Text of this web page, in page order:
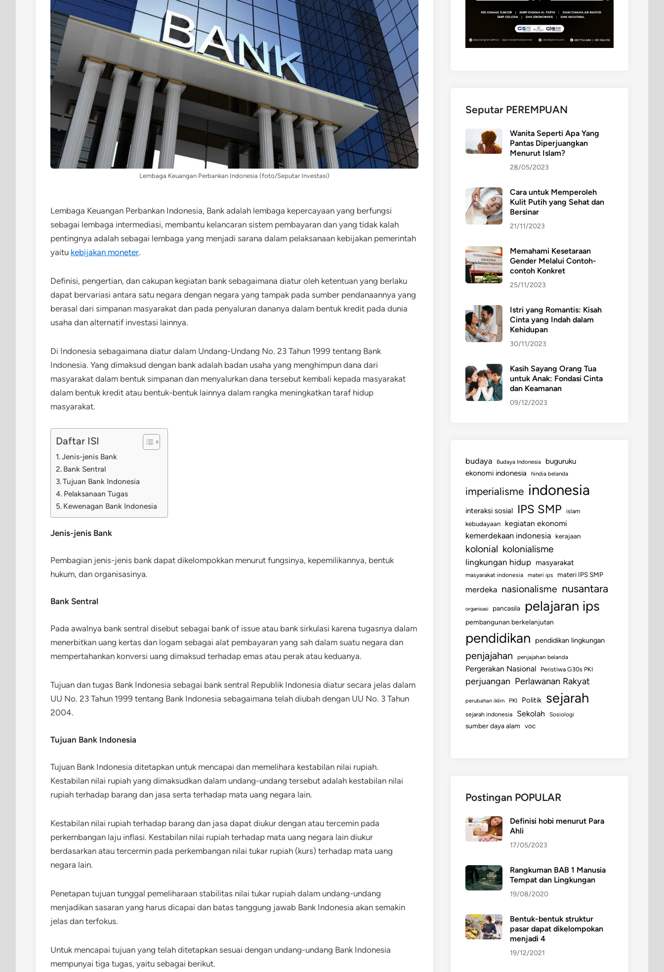
Lembaga Keuangan Perbankan Indonesia (foto/Seputar Investasi)
Lembaga Keuangan Perbankan Indonesia, Bank adalah lembaga kepercayaan yang berfungsi
sebagai lembaga intermediasi, membantu kelancaran sistem pembayaran dan yang tidak kalah
pentingnya adalah sebagai lembaga yang menjadi sarana dalam pelaksanaan kebijakan pemerintah
yaitu kebijakan moneter.
Definisi, pengertian, dan cakupan kegiatan bank sebagaimana diatur oleh ketentuan yang berlaku
dapat bervariasi antara satu negara dengan negara yang tampak pada sumber pendanaannya yang
berasal dari simpanan masyarakat dan pada penyaluran dananya dalam bentuk kredit pada dunia
usaha dan alternatif investasi lainnya.
Di Indonesia sebagaimana diatur dalam Undang-Undang No. 23 Tahun 1999 tentang Bank
Indonesia. Yang dimaksud dengan bank adalah badan usaha yang menghimpun dana dari
masyarakat dalam bentuk simpanan dan menyalurkan dana tersebut kembali kepada masyarakat
dalam bentuk kredit atau bentuk-bentuk lainnya dalam rangka meningkatkan taraf hidup
masyarakat.
Daftar ISI
Jenis-jenis Bank
Bank Sentral
Tujuan Bank Indonesia
Pelaksanaan Tugas
Kewenagan Bank Indonesia
Jenis-jenis Bank
Pembagian jenis-jenis bank dapat dikelompokkan menurut fungsinya, kepemilikannya, bentuk
hukum, dan organisasinya.
Bank Sentral
Pada awalnya bank sentral disebut sebagai bank of issue atau bank sirkulasi karena tugasnya dalam
menerbitkan uang kertas dan logam sebagai alat pembayaran yang sah dalam suatu negara dan
mempertahankan konversi uang dimaksud terhadap emas atau perak atau keduanya.
Tujuan dan tugas Bank Indonesia sebagai bank sentral Republik Indonesia diatur secara jelas dalam
UU No. 23 Tahun 1999 tentang Bank Indonesia sebagaimana telah diubah dengan UU No. 3 Tahun
2004.
Tujuan Bank Indonesia
Tujuan Bank Indonesia ditetapkan untuk mencapai dan memelihara kestabilan nilai rupiah.
Kestabilan nilai rupiah yang dimaksudkan dalam undang-undang tersebut adalah kestabilan nilai
rupiah terhadap barang dan jasa serta terhadap mata uang negara lain.
Kestabilan nilai rupiah terhadap barang dan jasa dapat diukur dengan atau tercemin pada
perkembangan laju inflasi. Kestabilan nilai rupiah terhadap mata uang negara lain diukur
berdasarkan atau tercermin pada perkembangan nilai tukar rupiah (kurs) terhadap mata uang
negara lain.
Penetapan tujuan tunggal pemeliharaan stabilitas nilai tukar rupiah dalam undang-undang
menjadikan sasaran yang harus dicapai dan batas tanggung jawab Bank Indonesia akan semakin
jelas dan terfokus.
Untuk mencapai tujuan yang telah ditetapkan sesuai dengan undang-undang Bank Indonesia
mempunyai tiga tugas, yaitu sebagai berikut.
Seputar PEREMPUAN
Wanita Seperti Apa Yang
Pantas Diperjuangkan
Menurut Islam?
28/05/2023
Cara untuk Memperoleh
Kulit Putih yang Sehat dan
Bersinar
21/11/2023
Memahami Kesetaraan
Gender Melalui Contoh-
contoh Konkret
25/11/2023
Istri yang Romantis: Kisah
Cinta yang Indah dalam
Kehidupan
30/11/2023
Kasih Sayang Orang Tua
untuk Anak: Fondasi Cinta
dan Keamanan
09/12/2023
budaya Budaya Indonesia
buguruku
ekonomi indonesia
hindia belanda
imperialisme indonesia
interaksi sosial IPS SMP
islam
kebudayaan
kegiatan ekonomi
kemerdekaan indonesia kerajaan
kolonial kolonialisme
lingkungan hidup masyarakat
masyarakat indonesia materi ips materi IPS SMP
merdeka nasionalisme nusantara
organisasi pancasila pelajaran ips
pembangunan berkelanjutan
pendidikan pendidikan lingkungan
penjajahan penjajahan belanda
Pergerakan Nasional Peristiwa G30s PKI
perjuangan Perlawanan Rakyat
perubahan iklim PKI Politik sejarah
sejarah indonesia Sekolah Sosiologi
sumber daya alam voc
Postingan POPULAR
Definisi hobi menurut Para
Ahli
17/05/2023
Rangkuman BAB 1 Manusia
Tempat dan Lingkungan
19/08/2020
Bentuk-bentuk struktur
pasar dapat dikelompokan
menjadi 4
19/12/2021